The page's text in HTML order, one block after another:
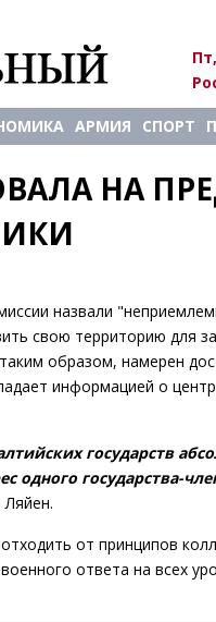
АРМИЯ СПОРТ
НА
назвали
свою территорию для
образом, намерен
информацией о
государств
одного государства-
от принципов
ответа на всех